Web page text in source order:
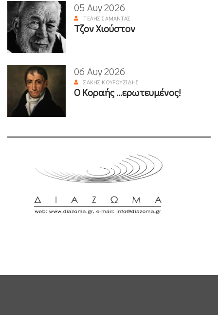
05 Αυγ 2026
ΤΈΛΗΣ ΣΑΜΑΝΤΆΣ
Τζον Χιούστον
06 Αυγ 2026
ΣΆΚΗΣ ΚΟΥΡΟΥΖΊΔΗΣ
Ο Κοραής ...ερωτευμένος!